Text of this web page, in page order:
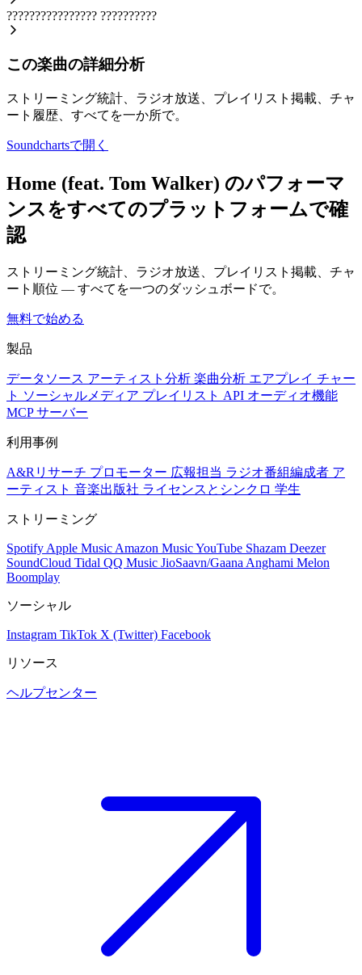
???????????????? ??????????
この楽曲の詳細分析
ストリーミング統計、ラジオ放送、プレイリスト掲載、チャ
ート履歴、すべてを一か所で。
Soundchartsで開く
Home (feat. Tom Walker) のパフォーマ
ンスをすべてのプラットフォームで確
認
ストリーミング統計、ラジオ放送、プレイリスト掲載、チャ
ート順位 — すべてを一つのダッシュボードで。
無料で始める
製品
データソース アーティスト分析 楽曲分析 エアプレイ チャー
ト ソーシャルメディア プレイリスト API オーディオ機能
MCP サーバー
利用事例
A&Rリサーチ プロモーター 広報担当 ラジオ番組編成者 ア
ーティスト 音楽出版社 ライセンスとシンクロ 学生
ストリーミング
Spotify Apple Music Amazon MusicYouTube Shazam Deezer
SoundCloud Tidal QQ Music JioSaavn/Gaana Anghami Melon
Boomplay
ソーシャル
Instagram TikTok X (Twitter) Facebook
リソース
ヘルプセンター